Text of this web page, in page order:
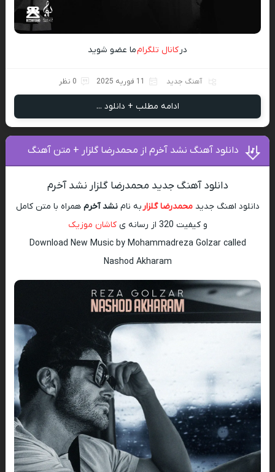
درکانال تلگرامما عضو شوید
آهنگ جدید 11 فوریه 2025 0 نظر
ادامه مطلب + دانلود ...
دانلود آهنگ نشد آخرم از محمدرضا گلزار + متن آهنگ
دانلود آهنگ جدید محمدرضا گلزار نشد آخرم
دانلود اهنگ جدیدمحمدرضا گلزاربه نامنشد آخرم همراه با متن کامل
و کیفیت 320 از رسانه ی
کاشان موزیک
Download New Music by Mohammadreza Golzar called
Nashod Akharam